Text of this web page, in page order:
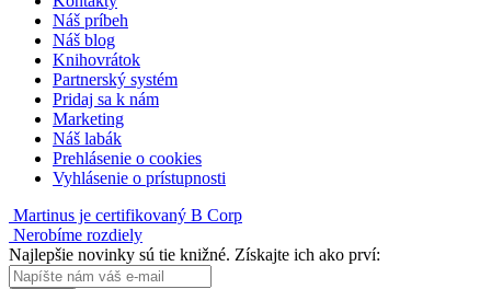
Náš príbeh
Náš blog
Knihovrátok
Partnerský systém
Pridaj sa k nám
Marketing
Náš labák
Prehlásenie o cookies
Vyhlásenie o prístupnosti
Martinus je certifikovaný B Corp
Nerobíme rozdiely
Najlepšie novinky sú tie knižné. Získajte ich ako prví: